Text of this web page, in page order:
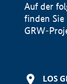
Auf der
finden
GRW-
LOS